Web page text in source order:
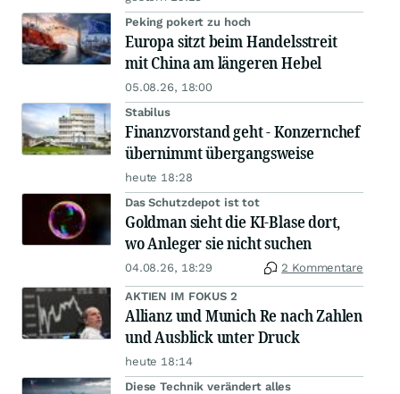
Peking pokert zu hoch
Europa sitzt beim Handelsstreit
mit China am längeren Hebel
05.08.26, 18:00
Stabilus
Finanzvorstand geht - Konzernchef
übernimmt übergangsweise
heute 18:28
Das Schutzdepot ist tot
Goldman sieht die KI-Blase dort,
wo Anleger sie nicht suchen
04.08.26, 18:29 2 Kommentare
AKTIEN IM FOKUS 2
Allianz und Munich Re nach Zahlen
und Ausblick unter Druck
heute 18:14
Diese Technik verändert alles